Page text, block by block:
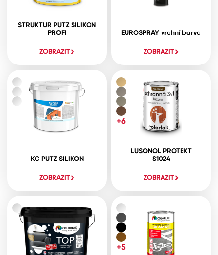
STRUKTUR PUTZ SILIKON
PROFI
ZOBRAZIT
EUROSPRAY vrchní barva
ZOBRAZIT
KC PUTZ SILIKON
ZOBRAZIT
LUSONOL PROTEKT
S1024
ZOBRAZIT
+6
+5